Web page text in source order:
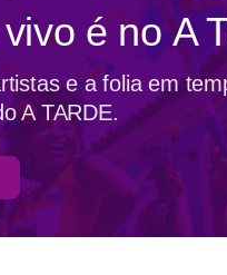
é noA
e a folia em
A TARDE.